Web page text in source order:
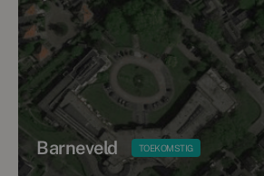
Barneveld TOEKOMSTIG